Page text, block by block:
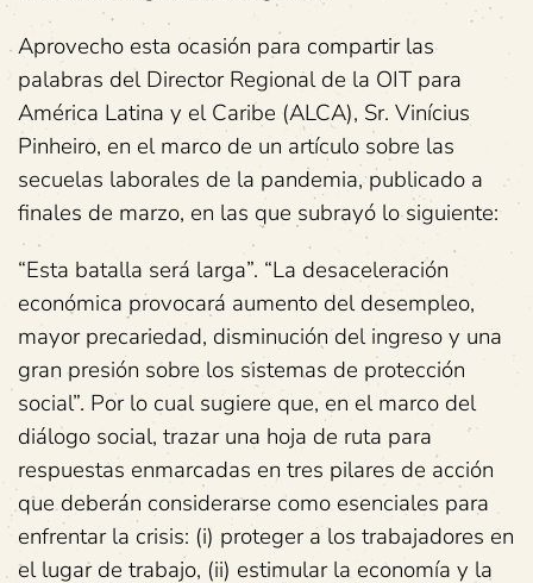
Aprovecho esta ocasión para compartir las
palabras del Director Regional de la OIT para
América Latina y el Caribe (ALCA), Sr. Vinícius
Pinheiro, en el marco de un artículo sobre las
secuelas laborales de la pandemia, publicado a
finales de marzo, en las que subrayó lo siguiente:
“Esta batalla será larga”. “La desaceleración
económica provocará aumento del desempleo,
mayor precariedad, disminución del ingreso y una
gran presión sobre los sistemas de protección
social”. Por lo cual sugiere que, en el marco del
diálogo social, trazar una hoja de ruta para
respuestas enmarcadas en tres pilares de acción
que deberán considerarse como esenciales para
enfrentar la crisis: (i) proteger a los trabajadores en
el lugar de trabajo, (ii) estimular la economía y la